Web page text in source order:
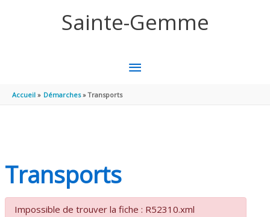
Sainte-Gemme
MENU
Accueil Démarches Transports
Transports
Impossible de trouver la fiche : R52310.xml